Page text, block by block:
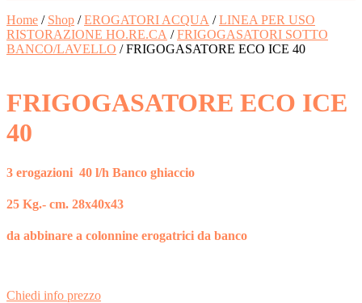
Home / Shop /EROGATORI ACQUA /LINEA PER USO
RISTORAZIONE HO.RE.CA /FRIGOGASATORI SOTTO
BANCO/LAVELLO / FRIGOGASATORE ECO ICE 40
FRIGOGASATORE ECO ICE
40
3 erogazioni 40 l/h Banco ghiaccio
25 Kg.- cm. 28x40x43
da abbinare a colonnine erogatrici da banco
Chiedi info prezzo